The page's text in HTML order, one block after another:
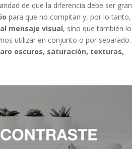
de que la diferencia debe ser
para que no compitan y, por lo tanto,
mensaje visual, sino que también lo
utilizar en conjunto o por
oscuros, saturación, texturas,